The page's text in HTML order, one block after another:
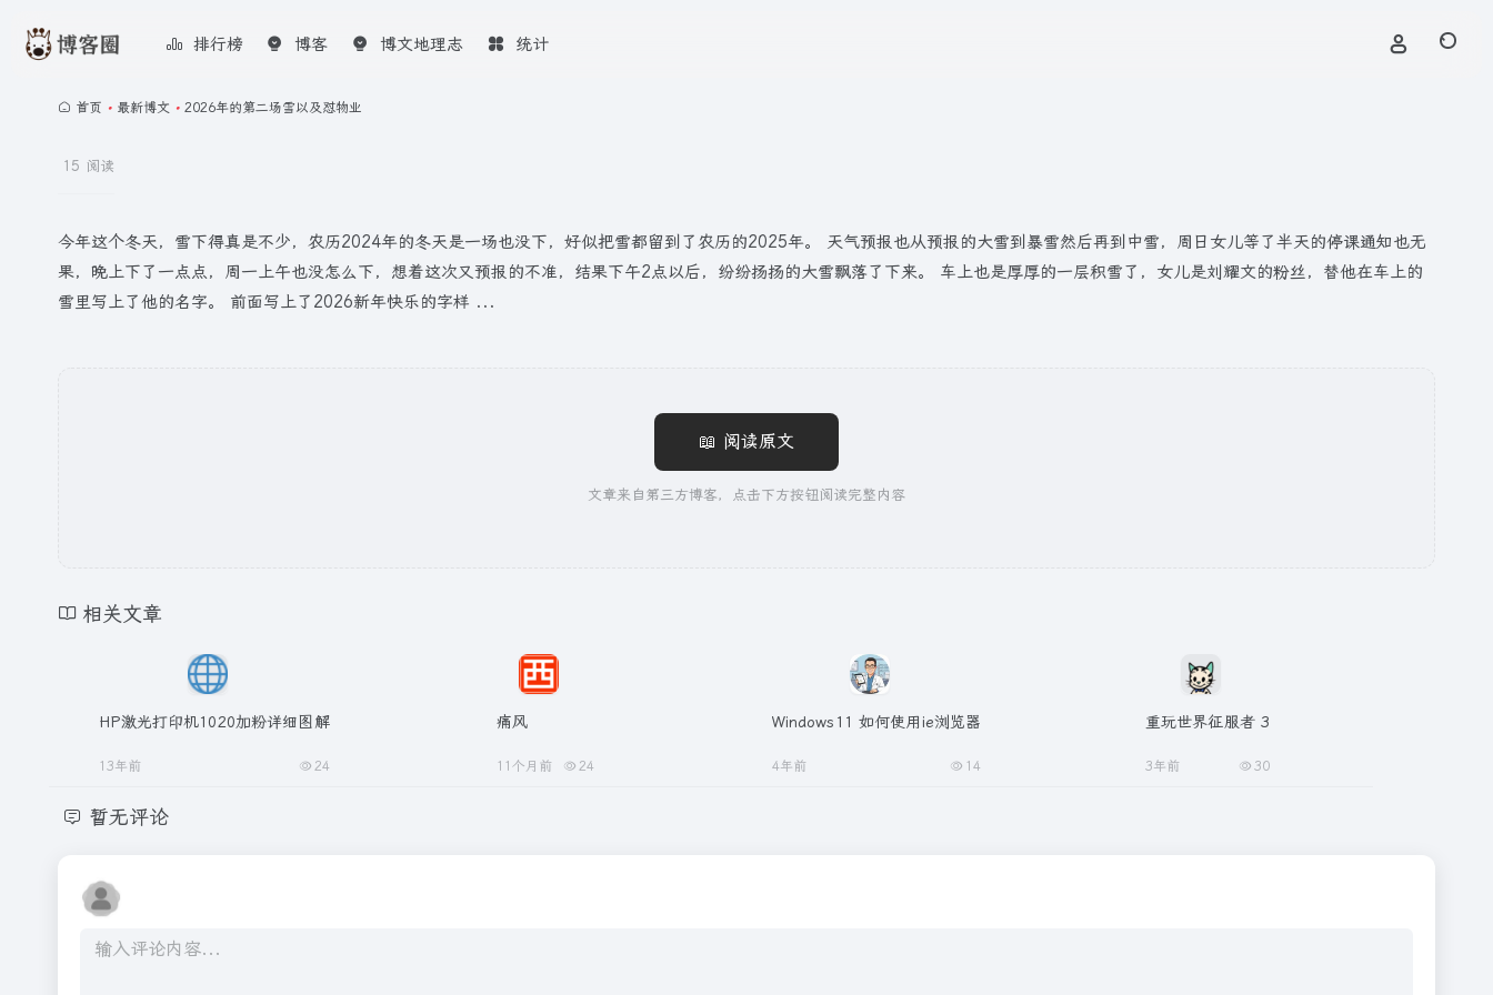
排行榜 博客 博文地理志 统计
首页 • 最新博文 • 2026年的第二场雪以及怼物业
15 阅读
今年这个冬天，雪下得真是不少，农历2024年的冬天是一场也没下，好似把雪都留到了农历的2025年。 天气预报也从预报的大雪到暴雪然后再到中雪，周日女儿等了半天的停课通知也无
果，晚上下了一点点，周一上午也没怎么下，想着这次又预报的不准，结果下午2点以后，纷纷扬扬的大雪飘落了下来。 车上也是厚厚的一层积雪了，女儿是刘耀文的粉丝，替他在车上的
雪里写上了他的名字。 前面写上了2026新年快乐的字样 ...
📖 阅读原文
文章来自第三方博客，点击下方按钮阅读完整内容
相关文章
HP激光打印机1020加粉详细图解
13年前 24
痛风
11个月前 24
Windows11 如何使用ie浏览器
4年前 14
重玩世界征服者 3
3年前 30
暂无评论